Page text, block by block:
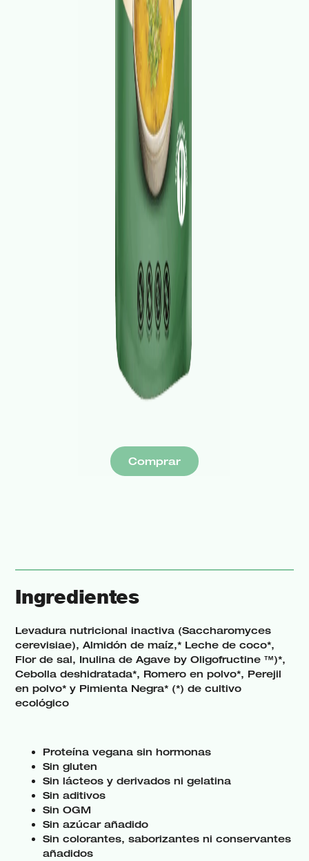
Comprar
Ingredientes
Levadura nutricional inactiva (Saccharomyces
cerevisiae), Almidón de maíz,* Leche de coco*,
Flor de sal, Inulina de Agave by Oligofructine ™)*,
Cebolla deshidratada*, Romero en polvo*, Perejil
en polvo* y Pimienta Negra* (*) de cultivo
ecológico
Proteína vegana sin hormonas
Sin gluten
Sin lácteos y derivados ni gelatina
Sin aditivos
Sin OGM
Sin azúcar añadido
Sin colorantes, saborizantes ni conservantes
añadidos